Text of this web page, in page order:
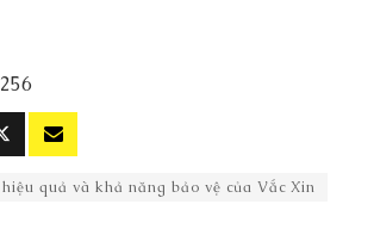
256
hiệu quả và khả năng bảo vệ của Vắc Xin